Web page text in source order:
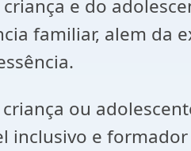
e do
familiar, alem da
ou
inclusivo e